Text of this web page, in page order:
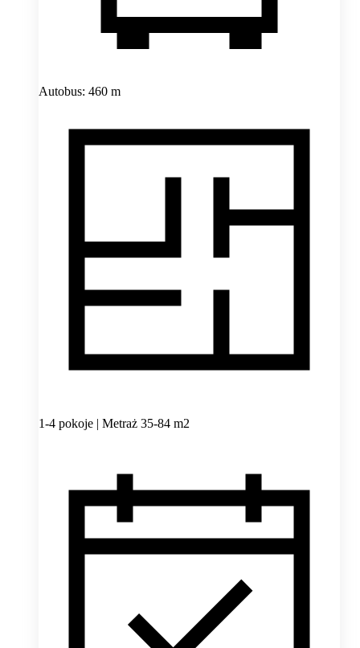
Autobus: 460 m
1-4 pokoje | Metraż 35-84 m2